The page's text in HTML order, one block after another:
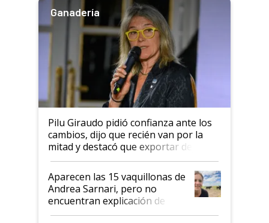
Ganadería
Pilu Giraudo pidió confianza ante los
cambios, dijo que recién van por la
mitad y destacó que exportar dejó de
ser "para unos pocos": "Tenemos un
mandato muy claro del gobierno
nacional"
Aparecen las 15 vaquillonas de
Andrea Sarnari, pero no
encuentran explicación de
cómo llegaron allí